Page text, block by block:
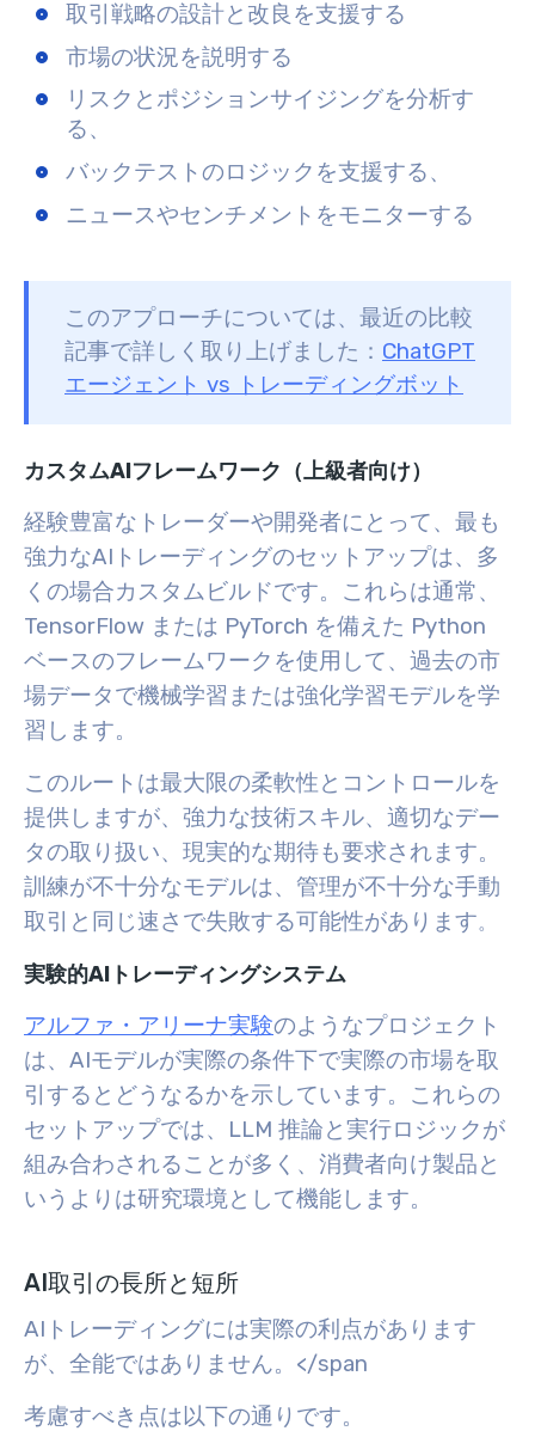
取引戦略の設計と改良を支援する
市場の状況を説明する
リスクとポジションサイジングを分析す
る、
バックテストのロジックを支援する、
ニュースやセンチメントをモニターする
このアプローチについては、最近の比較
記事で詳しく取り上げました： ChatGPT
エージェント vs トレーディングボット
カスタムAIフレームワーク（上級者向け）
経験豊富なトレーダーや開発者にとって、最も
強力なAIトレーディングのセットアップは、多
くの場合カスタムビルドです。これらは通常、
TensorFlow または PyTorch を備えた Python
ベースのフレームワークを使用して、過去の市
場データで機械学習または強化学習モデルを学
習します。
このルートは最大限の柔軟性とコントロールを
提供しますが、強力な技術スキル、適切なデー
タの取り扱い、現実的な期待も要求されます。
訓練が不十分なモデルは、管理が不十分な手動
取引と同じ速さで失敗する可能性があります。
実験的AIトレーディングシステム
アルファ・アリーナ実験のようなプロジェクト
は、AIモデルが実際の条件下で実際の市場を取
引するとどうなるかを示しています。これらの
セットアップでは、LLM 推論と実行ロジックが
組み合わされることが多く、消費者向け製品と
いうよりは研究環境として機能します。
AI取引の長所と短所
AIトレーディングには実際の利点があります
が、全能ではありません。</span
考慮すべき点は以下の通りです。